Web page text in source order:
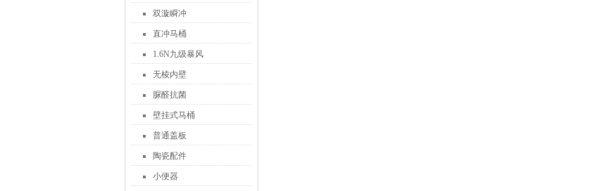
双漩瞬冲
直冲马桶
1.6N九级暴风
无棱内壁
脲醛抗菌
壁挂式马桶
普通盖板
陶瓷配件
小便器